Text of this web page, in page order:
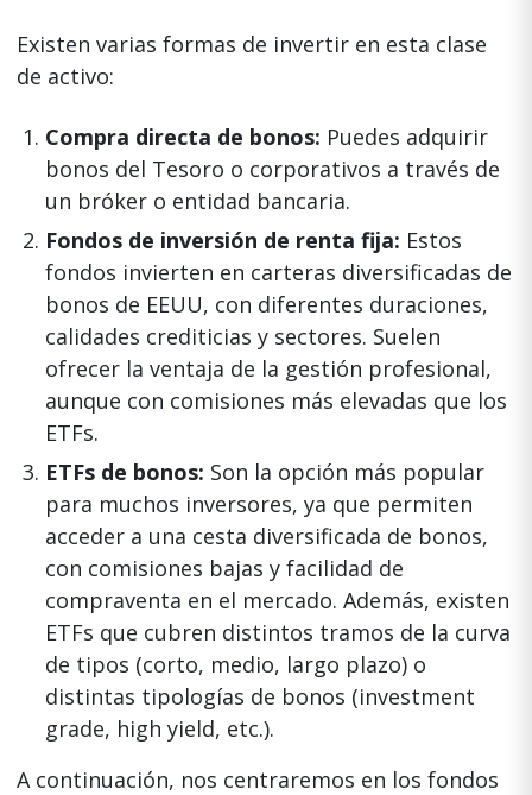
Existen varias formas de invertir en esta clase
de activo:
Compra directa de bonos: Puedes adquirir
bonos del Tesoro o corporativos a través de
un bróker o entidad bancaria.
Fondos de inversión de renta fija: Estos
fondos invierten en carteras diversificadas de
bonos de EEUU, con diferentes duraciones,
calidades crediticias y sectores. Suelen
ofrecer la ventaja de la gestión profesional,
aunque con comisiones más elevadas que los
ETFs.
ETFs de bonos: Son la opción más popular
para muchos inversores, ya que permiten
acceder a una cesta diversificada de bonos,
con comisiones bajas y facilidad de
compraventa en el mercado. Además, existen
ETFs que cubren distintos tramos de la curva
de tipos (corto, medio, largo plazo) o
distintas tipologías de bonos (investment
grade, high yield, etc.).
A continuación, nos centraremos en los fondos